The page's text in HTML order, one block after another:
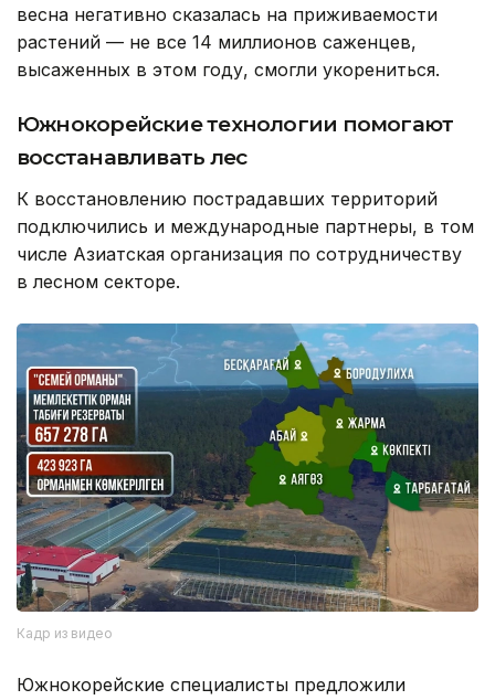
весна негативно сказалась на приживаемости
растений — не все 14 миллионов саженцев,
высаженных в этом году, смогли укорениться.
Южнокорейские технологии помогают
восстанавливать лес
К восстановлению пострадавших территорий
подключились и международные партнеры, в том
числе Азиатская организация по сотрудничеству
в лесном секторе.
Кадр из видео
Южнокорейские специалисты предложили